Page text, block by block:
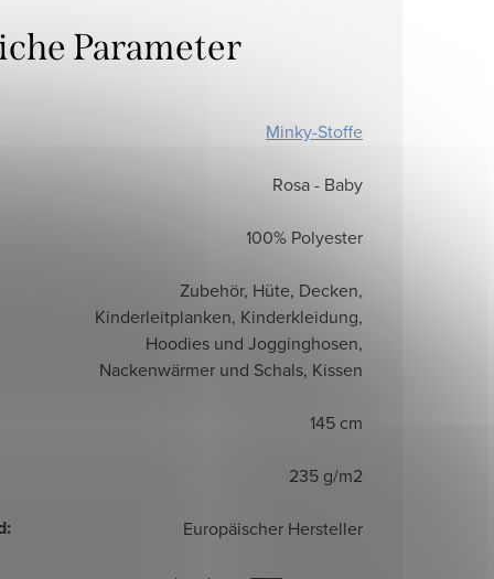
Parameter
Minky-Stoffe
Rosa - Baby
100% Polyester
Zubehör, Hüte, Decken,
Kinderleitplanken, Kinderkleidung,
Hoodies und Jogginghosen,
Nackenwärmer und Schals, Kissen
145 cm
235 g/m2
: Europäischer Hersteller